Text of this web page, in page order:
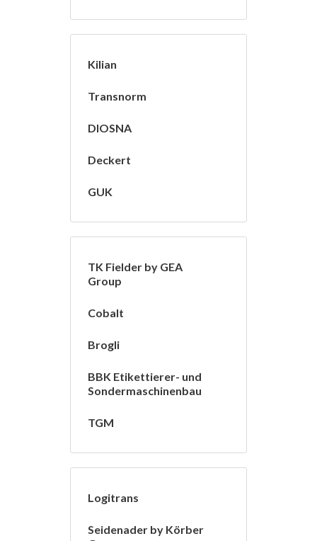
Kilian
Transnorm
DIOSNA
Deckert
GUK
TK Fielder by GEA
Group
Cobalt
Brogli
BBK Etikettierer- und
Sondermaschinenbau
TGM
Logitrans
Seidenader by Körber